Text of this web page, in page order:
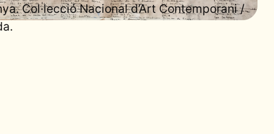
Col·lecció Nacional d’Art Contemporani /